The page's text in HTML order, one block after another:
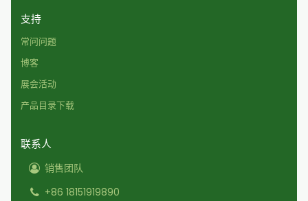
支持
常问问题
博客
展会活动
产品目录下载
联系人
销售团队
+86 18151919890